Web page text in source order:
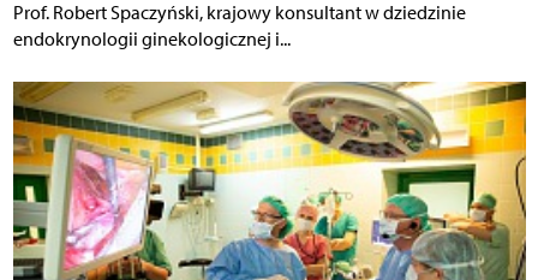
Prof. Robert Spaczyński, krajowy konsultant w dziedzinie
endokrynologii ginekologicznej i...